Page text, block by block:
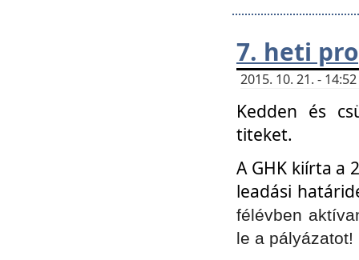
7. heti
2015. 10. 21. -
Kedden és
titeket.
A GHK kiírta a
leadási
félévben
le a pályázatot!